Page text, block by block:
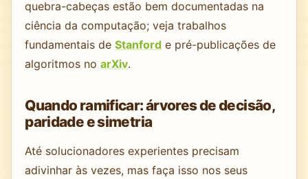
quebra-cabeças estão bem documentadas na
ciência da computação; veja trabalhos
fundamentais deStanford e pré-publicações de
algoritmos noarXiv.
Quando ramificar: árvores de decisão,
paridade e simetria
Até solucionadores experientes precisam
adivinhar às vezes, mas faça isso nos seus